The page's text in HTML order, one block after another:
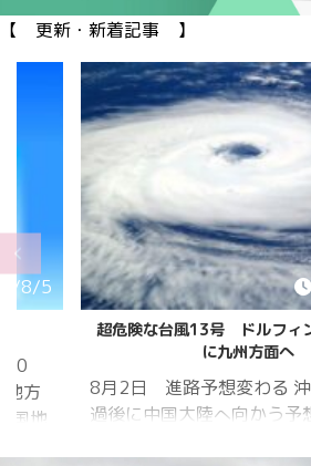
【 更新・新着記事 】
8/5
20
方
国地
超危険な台風13号 ドルフィ
に九州方面へ
8月2日 進路予想変わる
過後に中国大陸へ向かう予